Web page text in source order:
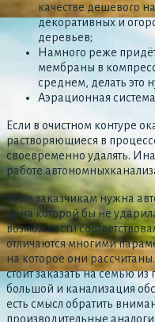
качестве дешёвого
декоративных и
деревьев;
Намного реже
мембраны в
среднем, делать это
Аэрационная
Если в очистном контуре
растворяющиеся в
своевременно удалять.
работе
Всем заказчикам нужна
цена которой бы не
возможности
отличаются многими
на которое они
стоит заказать на семью
большой и канализация
есть смысл обратить
производительные